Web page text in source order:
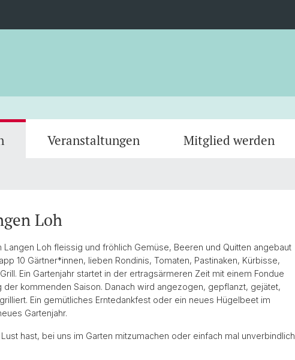
Veranstaltungen Mitglied werden
Loh
Langen Loh fleissig und fröhlich Gemüse, Beeren und Quitten angebaut
10 Gärtner*innen, lieben Rondinis, Tomaten, Pastinaken, Kürbisse,
Ein Gartenjahr startet in der ertragsärmeren Zeit mit einem Fondue
der kommenden Saison. Danach wird angezogen, gepflanzt, gejätet,
Ein gemütliches Erntedankfest oder ein neues Hügelbeet im
Gartenjahr.
hast, bei uns im Garten mitzumachen oder einfach mal unverbindlich